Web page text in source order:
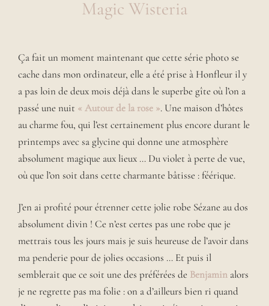
Magic Wisteria
Ça fait un moment maintenant que cette série photo se
cache dans mon ordinateur, elle a été prise à Honfleur il y
a pas loin de deux mois déjà dans le superbe gîte où l’on a
passé une nuit « Autour de la rose ». Une maison d’hôtes
au charme fou, qui l’est certainement plus encore durant le
printemps avec sa glycine qui donne une atmosphère
absolument magique aux lieux … Du violet à perte de vue,
où que l’on soit dans cette charmante bâtisse : féérique.
J’en ai profité pour étrenner cette jolie robe Sézane au dos
absolument divin ! Ce n’est certes pas une robe que je
mettrais tous les jours mais je suis heureuse de l’avoir dans
ma penderie pour de jolies occasions … Et puis il
semblerait que ce soit une des préférées de Benjamin alors
je ne regrette pas ma folie : on a d’ailleurs bien ri quand